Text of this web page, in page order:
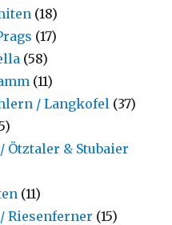
(18)
(17)
(58)
(11)
/ Langkofel (37)
Ötztaler & Stubaier
(11)
Riesenferner (15)